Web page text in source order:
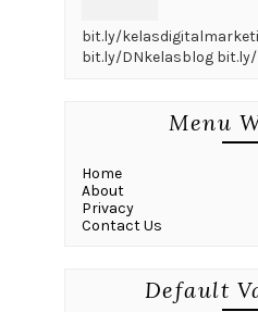
bit.ly/
bit.ly/DNkelasblog
Menu
Home
About
Privacy
Contact Us
Default